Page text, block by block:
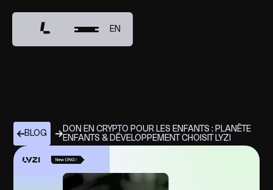
EN
BLOG
DON EN CRYPTO POUR LES ENFANTS : PLANÈTE
ENFANTS & DÉVELOPPEMENT CHOISIT LYZI